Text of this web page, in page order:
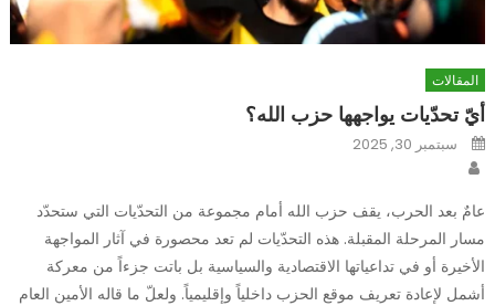
المقالات
أيّ تحدّيات يواجهها حزب الله؟
Posted
onسبتمبر 30, 2025
عامٌ بعد الحرب، يقف حزب الله أمام مجموعة من التحدّيات التي ستحدّد
مسار المرحلة المقبلة. هذه التحدّيات لم تعد محصورة في آثار المواجهة
الأخيرة أو في تداعياتها الاقتصادية والسياسية بل باتت جزءاً من معركة
أشمل لإعادة تعريف موقع الحزب داخلياً وإقليمياً. ولعلّ ما قاله الأمين العام